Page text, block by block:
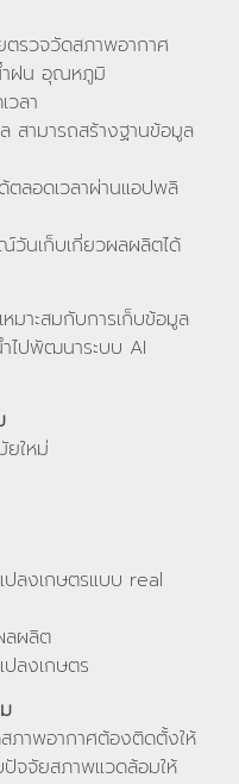
รวจวัดสภาพอากาศ
ำฝน อุณหภูมิ
วลา
สามารถสร้างฐานข้อมูล
ตลอดเวลาผ่านแอปพลิ
วันเก็บเกี่ยวผลผลิตได้
หมาะสมกับการเก็บข้อมูล
ไปพัฒนาระบบ AI
ยใหม่
ลงเกษตรแบบ real
ลผลิต
ปลงเกษตร
ภาพอากาศต้องติดตั้งให้
จจัยสภาพแวดล้อมให้